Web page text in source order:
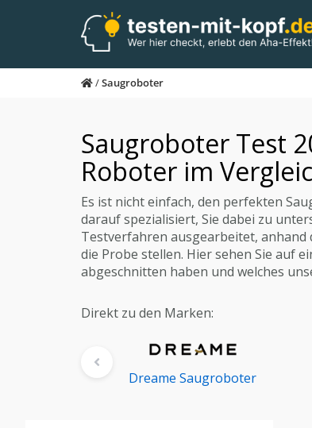
/Saugroboter
Saugroboter Test
Roboter im
Es ist nicht einfach, den perfekten
darauf spezialisiert, Sie dabei zu
Testverfahren ausgearbeitet,
die Probe stellen. Hier sehen Sie auf
abgeschnitten haben und welches
Direkt zu den Marken:
Dreame Saugroboter